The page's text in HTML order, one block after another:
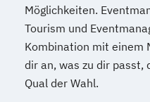
Möglichkeiten.
Tourism und
Kombination mit einem
dir an, was zu dir passt,
Qual der Wahl.